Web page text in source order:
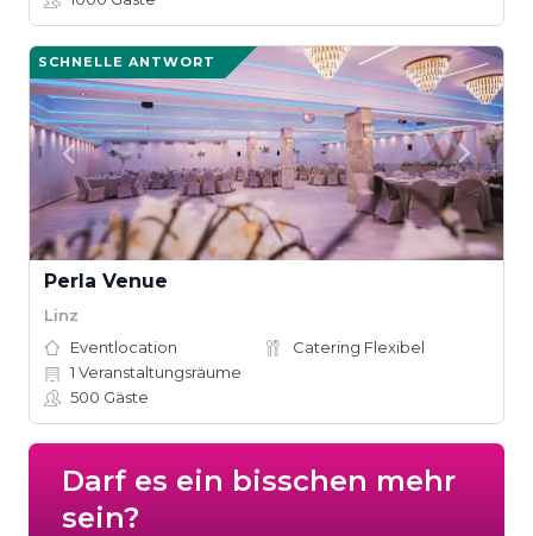
SCHNELLE ANTWORT
Perla Venue
Linz
Eventlocation
Catering Flexibel
1 Veranstaltungsräume
500 Gäste
Darf es ein bisschen mehr
sein?